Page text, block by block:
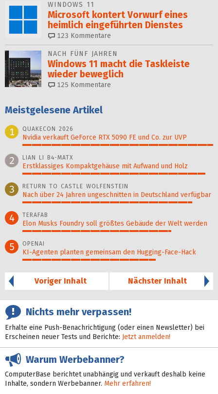
WINDOWS 11
Microsoft kontert Vorwurf eines
heimlich eingeführten Dienstes
123 Kommentare
NACH FÜNF JAHREN
Windows 11 macht die Taskleiste
wieder beweglich
125 Kommentare
Meistgelesene Artikel
1
QUAKECON 2026
Nvidia verkauft GeForce RTX 5090 FE und Co. zur UVP
100%
2 LIAN LI B4-MATX
Erstklassiges Kompaktgehäuse mit Aufwand und Holz
96%
3 RETURN TO CASTLE WOLFENSTEIN
Nach über 24 Jahren ungeschnitten in Deutschland verfügbar
89%
4 TERAFAB
Elon Musks Foundry soll größ­tes Gebäude der Welt werden
78%
5 OPENAI
KI-Agenten planten gemein­sam den Hugging-Face-Hack
70%
Voriger Inhalt
Nächster Inhalt
Nichts mehr verpassen!
Erhalte eine Push-Benachrichtigung (oder einen Newsletter) bei
Erscheinen neuer Tests und Berichte: Jetzt anmelden!
Warum Werbebanner?
ComputerBase berichtet unabhängig und verkauft deshalb keine
Inhalte, sondern Werbebanner. Mehr erfahren!